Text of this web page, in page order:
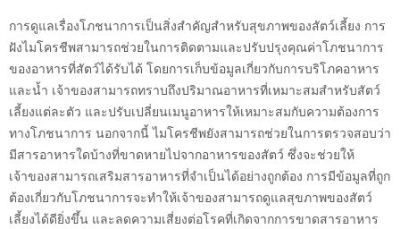
การดูแลเรื่องโภชนาการเป็นสิ่งสำคัญสำหรับสุขภาพของสัตว์เลี้ยง การ
ฝังไมโครชีพสามารถช่วยในการติดตามและปรับปรุงคุณค่าโภชนาการ
ของอาหารที่สัตว์ได้รับได้ โดยการเก็บข้อมูลเกี่ยวกับการบริโภคอาหาร
และน้ำ เจ้าของสามารถทราบถึงปริมาณอาหารที่เหมาะสมสำหรับสัตว์
เลี้ยงแต่ละตัว และปรับเปลี่ยนเมนูอาหารให้เหมาะสมกับความต้องการ
ทางโภชนาการ นอกจากนี้ ไมโครชีพยังสามารถช่วยในการตรวจสอบว่า
มีสารอาหารใดบ้างที่ขาดหายไปจากอาหารของสัตว์ ซึ่งจะช่วยให้
เจ้าของสามารถเสริมสารอาหารที่จำเป็นได้อย่างถูกต้อง การมีข้อมูลที่ถูก
ต้องเกี่ยวกับโภชนาการจะทำให้เจ้าของสามารถดูแลสุขภาพของสัตว์
เลี้ยงได้ดียิ่งขึ้น และลดความเสี่ยงต่อโรคที่เกิดจากการขาดสารอาหาร